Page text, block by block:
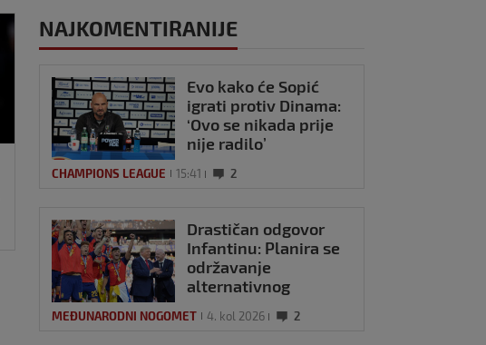
NAJKOMENTIRANIJE
Evo kako će Sopić
igrati protiv Dinama:
‘Ovo se nikada prije
nije radilo’
CHAMPIONS LEAGUE 15:41 2
Drastičan odgovor
Infantinu: Planira se
održavanje
alternativnog
MEĐUNARODNI NOGOMET 4. kol 2026 2